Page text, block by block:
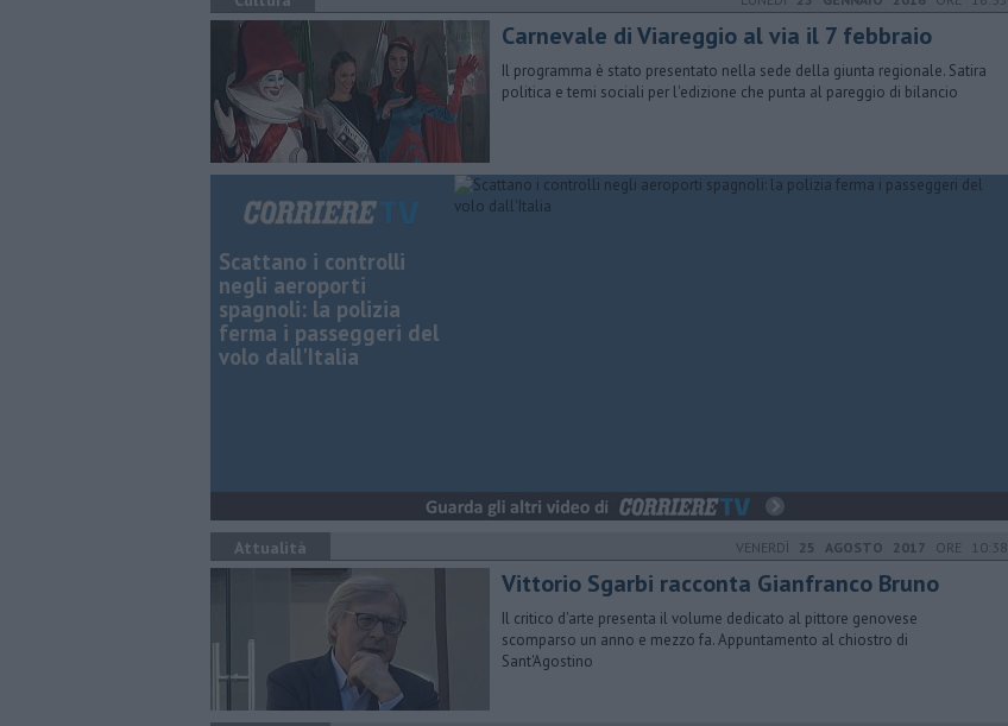
Carnevale di Viareggio al via il 7 febbraio
Il programma è stato presentato nella sede della giunta regionale. Satira
politica e temi sociali per l'edizione che punta al pareggio di bilancio
Scattano i controlli
negli aeroporti
spagnoli: la polizia
ferma i passeggeri del
volo dall'Italia
Attualità VENERDÌ 25 AGOSTO 2017 ORE 10:38
Vittorio Sgarbi racconta Gianfranco Bruno
Il critico d'arte presenta il volume dedicato al pittore genovese
scomparso un anno e mezzo fa. Appuntamento al chiostro di
Sant'Agostino